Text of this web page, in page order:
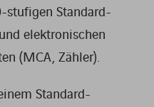
Standard-
elektronischen
(MCA, Zähler).
Standard-